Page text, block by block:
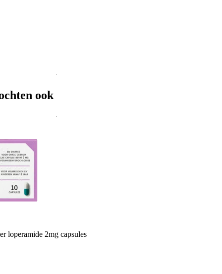
ook
loperamide 2mg capsules